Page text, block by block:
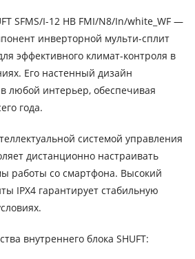
SFMS/I-12 HB FMI/N8/In/white_WF —
инверторной мульти-сплит
эффективного климат-контроля в
Его настенный дизайн
любой интерьер, обеспечивая
года.
системой управления
дистанционно настраивать
работы со смартфона. Высокий
IPX4 гарантирует стабильную
внутреннего блока SHUFT: